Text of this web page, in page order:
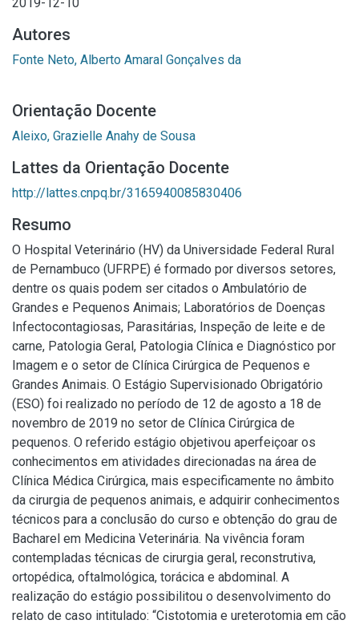
Autores
Fonte Neto, Alberto Amaral Gonçalves da
Orientação Docente
Aleixo, Grazielle Anahy de Sousa
Lattes da Orientação Docente
http://lattes.cnpq.br/3165940085830406
Resumo
O Hospital Veterinário (HV) da Universidade Federal Rural
de Pernambuco (UFRPE) é formado por diversos setores,
dentre os quais podem ser citados o Ambulatório de
Grandes e Pequenos Animais; Laboratórios de Doenças
Infectocontagiosas, Parasitárias, Inspeção de leite e de
carne, Patologia Geral, Patologia Clínica e Diagnóstico por
Imagem e o setor de Clínica Cirúrgica de Pequenos e
Grandes Animais. O Estágio Supervisionado Obrigatório
(ESO) foi realizado no período de 12 de agosto a 18 de
novembro de 2019 no setor de Clínica Cirúrgica de
pequenos. O referido estágio objetivou aperfeiçoar os
conhecimentos em atividades direcionadas na área de
Clínica Médica Cirúrgica, mais especificamente no âmbito
da cirurgia de pequenos animais, e adquirir conhecimentos
técnicos para a conclusão do curso e obtenção do grau de
Bacharel em Medicina Veterinária. Na vivência foram
contempladas técnicas de cirurgia geral, reconstrutiva,
ortopédica, oftalmológica, torácica e abdominal. A
realização do estágio possibilitou o desenvolvimento do
relato de caso intitulado: “Cistotomia e ureterotomia em cão